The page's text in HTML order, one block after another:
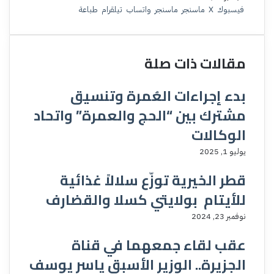
فيسبوك ‫X ماسنجر ماسنجر واتساب تيلقرام طباعة
مقالات ذات صلة
بدء إجراءات العُمرة وتنسيق
مشترك بين “الحج والعمرة” واتحاد
الوكالات
يوليو 1, 2025
قطر الخيرية توزّع سلالاً غذائية
للأيتام بولايتي كسلا والقضارف
نوفمبر 23, 2024
عقب لقاء جمعهما في قناة
الجزيرة.. الوزير الأسبق ياسر يوسف